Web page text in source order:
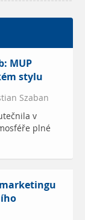
MUP
stylu
Szaban
v
plné